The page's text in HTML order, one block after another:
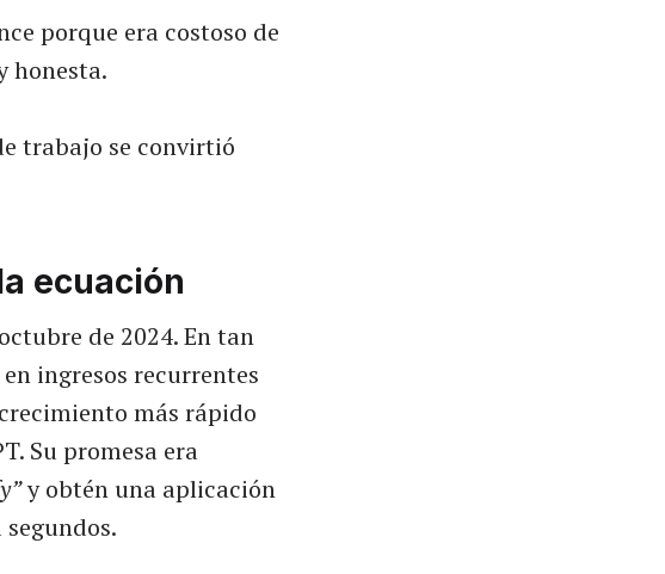
porque era costoso de
honesta.
trabajo se convirtió
ecuación
de 2024. En tan
ingresos recurrentes
más rápido
Su promesa era
y obtén una aplicación